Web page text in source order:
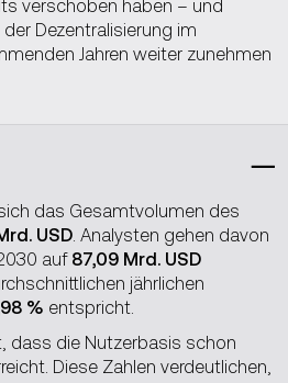
verschoben haben – und
Dezentralisierung im
Jahren weiter zunehmen
das Gesamtvolumen des
USD. Analysten gehen davon
auf 87,09 Mrd. USD
jährlichen
% entspricht.
dass die Nutzerbasis schon
Diese Zahlen verdeutlichen,